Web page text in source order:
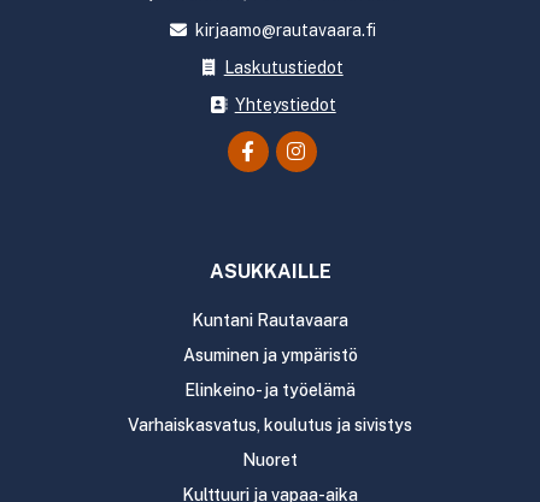
kirjaamo@rautavaara.fi
Laskutustiedot
Yhteystiedot
ASUKKAILLE
Kuntani Rautavaara
Asuminen ja ympäristö
Elinkeino- ja työelämä
Varhaiskasvatus, koulutus ja sivistys
Nuoret
Kulttuuri ja vapaa-aika